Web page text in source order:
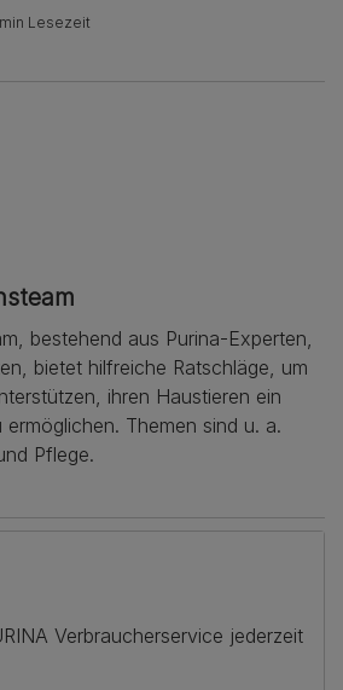
Lesezeit
bestehend aus Purina-Experten,
bietet hilfreiche Ratschläge, um
ihren Haustieren ein
Themen sind u. a.
Pflege.
Verbraucherservice jederzeit